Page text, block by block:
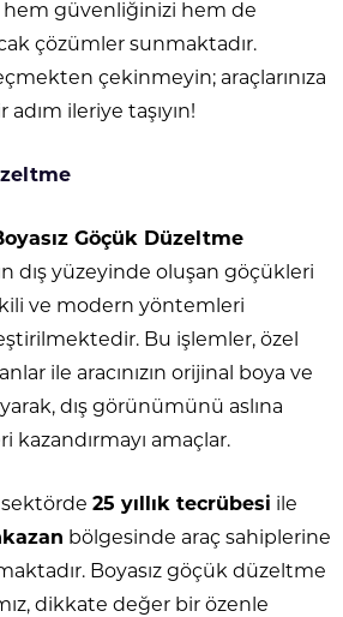
hem güvenliğinizi hem de
çözümler sunmaktadır.
çekinmeyin; araçlarınıza
ileriye taşıyın!
Göçük Düzeltme
dış yüzeyinde oluşan göçükleri
ve modern yöntemleri
Bu işlemler, özel
ile aracınızın orijinal boya ve
dış görünümünü aslına
kazandırmayı amaçlar.
25 yıllık tecrübesi ile
bölgesinde araç sahiplerine
Boyasız göçük düzeltme
dikkate değer bir özenle